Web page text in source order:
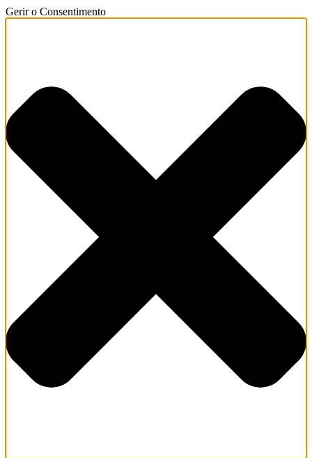
Gerir o Consentimento